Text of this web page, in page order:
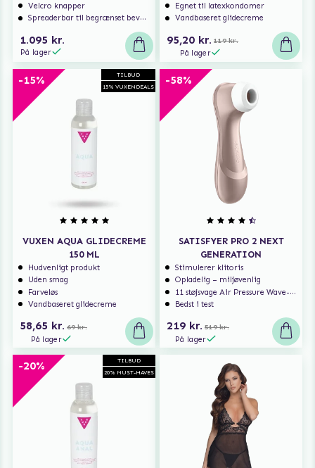
Velcro knapper
Spreaderbar til begrænset bevægelse
1.095 kr.
På lager
Egnet til latexkondomer
Vandbaseret glidecreme
95,20 kr. 119 kr.
På lager
TILBUD
15% VUXENDEALS
-15%
VUXEN AQUA GLIDECREME
150 ML
Hudvenligt produkt
Uden smag
Farveløs
Vandbaseret glidecreme
58,65 kr. 69 kr.
På lager
-58%
SATISFYER PRO 2 NEXT
GENERATION
Stimulerer klitoris
Opladelig – miljøvenlig
11 støjsvage Air Pressure Wave-programmer
Bedst i test
219 kr. 519 kr.
På lager
TILBUD
20% MUST-HAVES
-20%